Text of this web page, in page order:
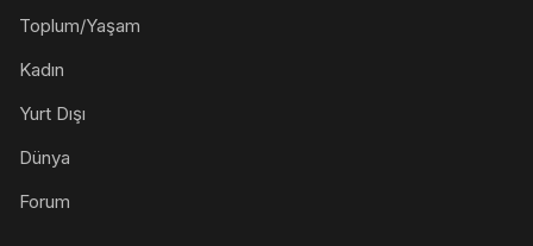
Toplum/Yaşam
Kadın
Yurt Dışı
Dünya
Forum